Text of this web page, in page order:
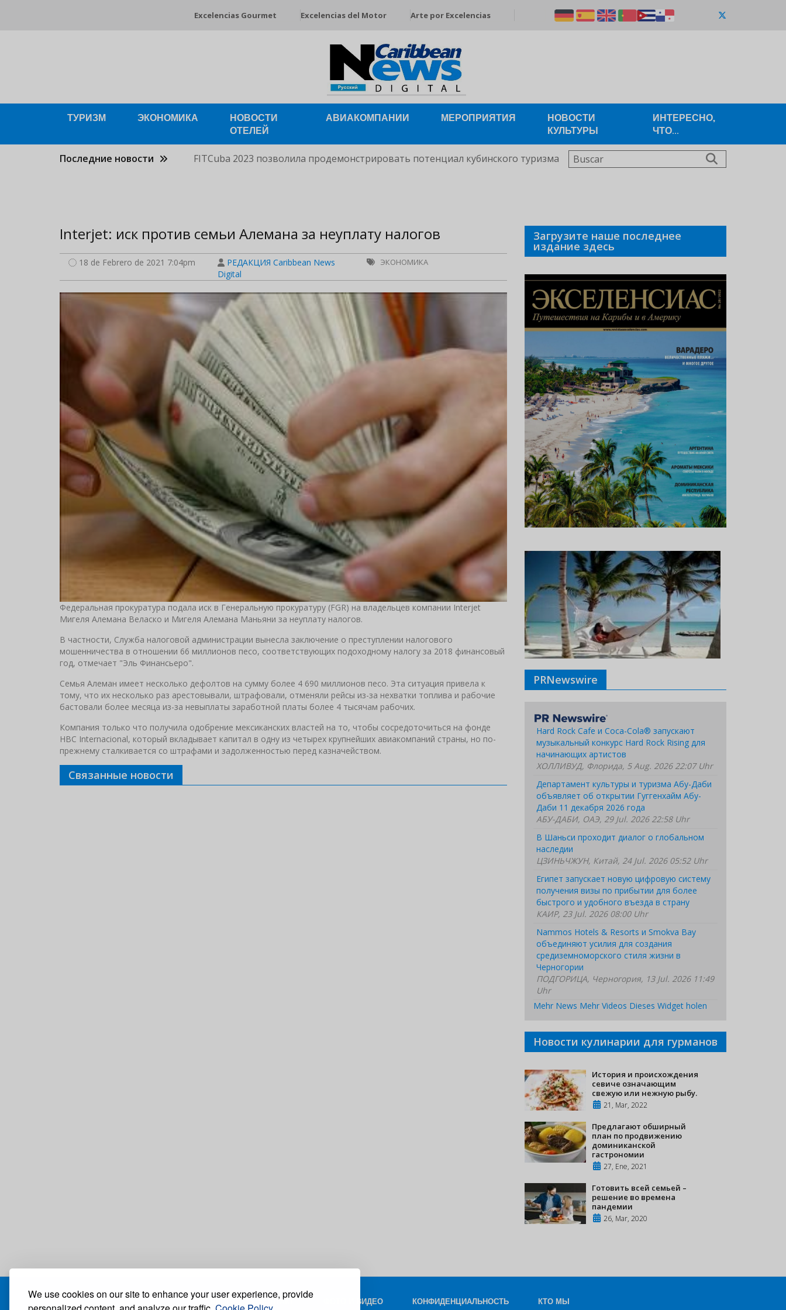
We use cookies on our site to enhance your user experience, provide
Excelencias Gourmet Excelencias del Motor Arte por Excelencias
ТУРИЗМ ЭКОНОМИКА
НОВОСТИ
ОТЕЛЕЙ
АВИАКОМПАНИИ МЕРОПРИЯТИЯ
НОВОСТИ
КУЛЬТУРЫ
ИНТЕРЕСНО,
ЧТО...
Последние новости FITCuba 2023 позволила продемонстрировать потенциал кубинского туризма Buscar
Interjet: иск против семьи Алемана за неуплату налогов
18 de Febrero de 2021 7:04pm
РЕДАКЦИЯ Caribbean News
Digital
ЭКОНОМИКА
Федеральная прокуратура подала иск в Генеральную прокуратуру (FGR) на владельцев компании Interjet
Мигеля Алемана Веласко и Мигеля Алемана Маньяни за неуплату налогов.
В частности, Служба налоговой администрации вынесла заключение о преступлении налогового
мошенничества в отношении 66 миллионов песо, соответствующих подоходному налогу за 2018 финансовый
год, отмечает "Эль Финансьеро".
Семья Алеман имеет несколько дефолтов на сумму более 4 690 миллионов песо. Эта ситуация привела к
тому, что их несколько раз арестовывали, штрафовали, отменяли рейсы из-за нехватки топлива и рабочие
бастовали более месяца из-за невыплаты заработной платы более 4 тысячам рабочих.
Компания только что получила одобрение мексиканских властей на то, чтобы сосредоточиться на фонде
HBC Internacional, который вкладывает капитал в одну из четырех крупнейших авиакомпаний страны, но по-
прежнему сталкивается со штрафами и задолженностью перед казначейством.
Связанные новости
Загрузите наше последнее
издание здесь
PRNewswire
Hard Rock Cafe и Coca-Cola® запускают
музыкальный конкурс Hard Rock Rising для
начинающих артистов
ХОЛЛИВУД, Флорида, 5 Aug. 2026 22:07 Uhr
Департамент культуры и туризма Абу-Даби
объявляет об открытии Гуггенхайм Абу-
Даби 11 декабря 2026 года
АБУ-ДАБИ, ОАЭ, 29 Jul. 2026 22:58 Uhr
В Шаньси проходит диалог о глобальном
наследии
ЦЗИНЬЧЖУН, Китай, 24 Jul. 2026 05:52 Uhr
Египет запускает новую цифровую систему
получения визы по прибытии для более
быстрого и удобного въезда в страну
КАИР, 23 Jul. 2026 08:00 Uhr
Nammos Hotels & Resorts и Smokva Bay
объединяют усилия для создания
средиземноморского стиля жизни в
Черногории
ПОДГОРИЦА, Черногория, 13 Jul. 2026 11:49
Uhr
Mehr News Mehr Videos Dieses Widget holen
Новости кулинарии для гурманов
История и происхождения
севиче означающим
свежую или нежную рыбу.
21, Mar, 2022
Предлагают обширный
план по продвижению
доминиканской
гастрономии
27, Ene, 2021
Готовить всей семьей –
решение во времена
пандемии
26, Mar, 2020
КОНТАКТ ФОТО И ВИДЕО КОНФИДЕНЦИАЛЬНОСТЬ КТО МЫ